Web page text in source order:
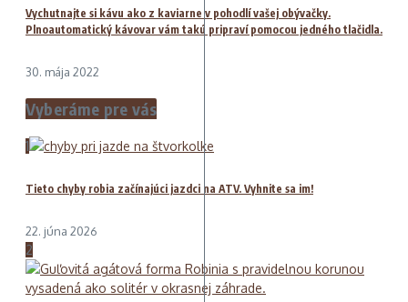
Vychutnajte si kávu ako z kaviarne v pohodlí vašej obývačky.
Plnoautomatický kávovar vám takú pripraví pomocou jedného tlačidla.
30. mája 2022
Vyberáme pre vás
1
Tieto chyby robia začínajúci jazdci na ATV. Vyhnite sa im!
22. júna 2026
2